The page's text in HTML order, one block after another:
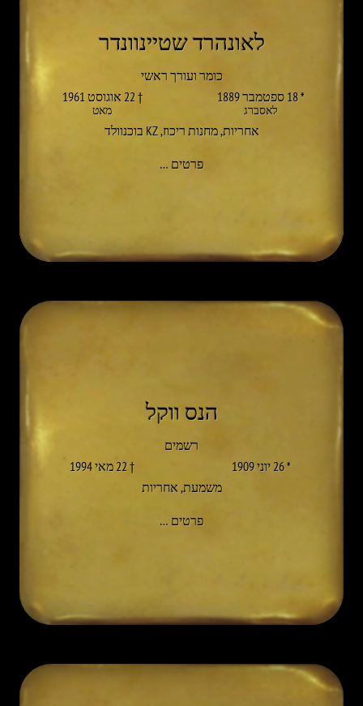
לאונהרד שטיינוונדר
כומר ועורך ראשי
* 18 ספטמבר 1889
לאסברג
† 22 אוגוסט 1961
מאט
אחריות,מחנות ריכוז,KZ בוכנוולד
פרטים …
הנס ווקל
רשמים
* 26 יוני 1909
† 22 מאי 1994
משמעת,אחריות
פרטים …